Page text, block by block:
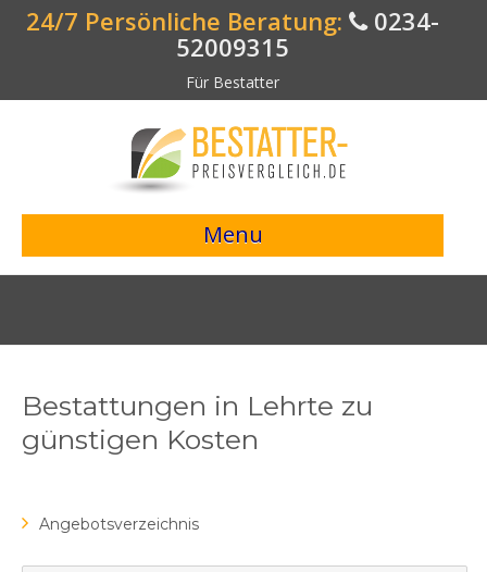
24/7 Persönliche Beratung:
0234-
52009315
Für Bestatter
Menu
> Preisvergleich starten <
Bestattungsvorsorge
Bestattungen in Lehrte zu
günstigen Kosten
Angebotsverzeichnis